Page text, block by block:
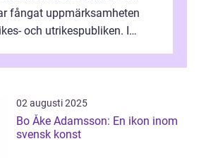
fångat uppmärksamheten
och utrikespubliken. I
02 augusti 2025
Bo Åke Adamsson: En ikon inom
svensk konst